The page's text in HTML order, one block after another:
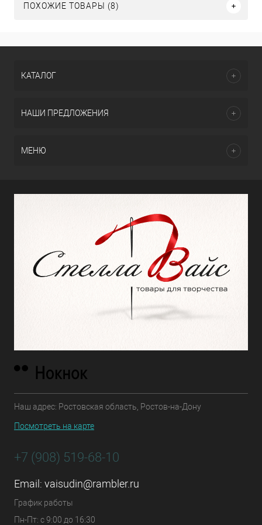
ПОХОЖИЕ ТОВАРЫ (8)
КАТАЛОГ
НАШИ ПРЕДЛОЖЕНИЯ
МЕНЮ
Наш адрес: Ростовская область, Ростов-на-Дону
Посмотреть на карте
+7 (908) 519-68-10
Email: vaisudin@rambler.ru
График работы
Пн-Пт: с 9:00 до 16:30